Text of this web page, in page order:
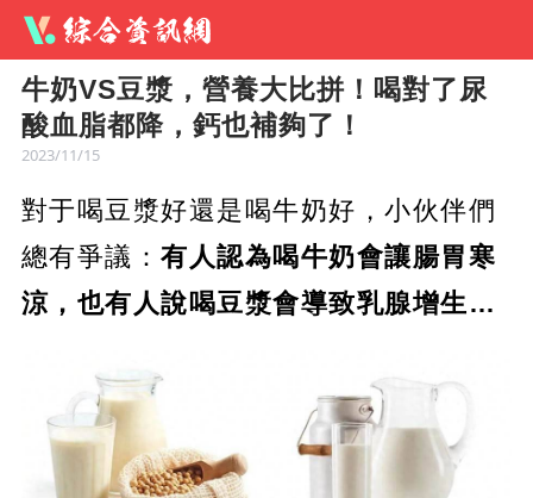
牛奶VS豆漿，營養大比拼！喝對了尿
酸血脂都降，鈣也補夠了！
2023/11/15
對于喝豆漿好還是喝牛奶好，小伙伴們
總有爭議：有人認為喝牛奶會讓腸胃寒
涼，也有人說喝豆漿會導致乳腺增生…